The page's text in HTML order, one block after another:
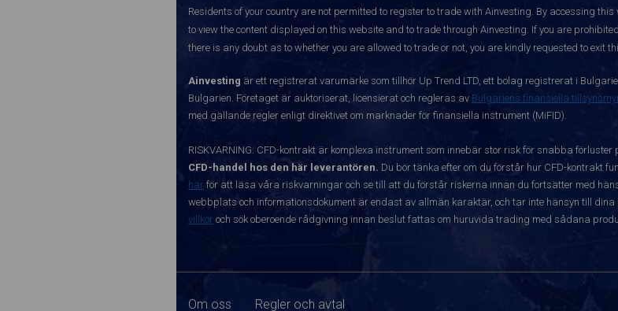
Residents of your country are not permitted to register to trade with Ainvesting. By accessing this
to view the content displayed on this website and to trade through Ainvesting. If you are
there is any doubt as to whether you are allowed to trade or not, you are kindly requested to exit
Ainvesting är ett registrerat varumärke som tillhör Up Trend LTD, ett bolag registrerat i
Bulgarien. Företaget är auktoriserat, licensierat och regleras av Bulgariens finansiella
med gällande regler enligt direktivet om marknader för finansiella instrument (MiFID).
RISKVARNING: CFD-kontrakt är komplexa instrument som innebär stor risk för snabba
CFD-handel hos den här leverantören. Du bör tänka efter om du förstår hur CFD-kontrakt
här för att läsa våra riskvarningar och se till att du förstår riskerna innan du fortsätter med
webbplats och informationsdokument är endast av allmän karaktär, och tar inte hänsyn till
villkor och sök oberoende rådgivning innan beslut fattas om huruvida trading med sådana
Om oss Regler och avtal